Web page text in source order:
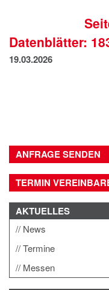
DATENSCHUTZ
Datenblätter:
19.03.2026
ANFRAGE SENDEN
TERMIN
AKTUELLES
News
Termine
Messen